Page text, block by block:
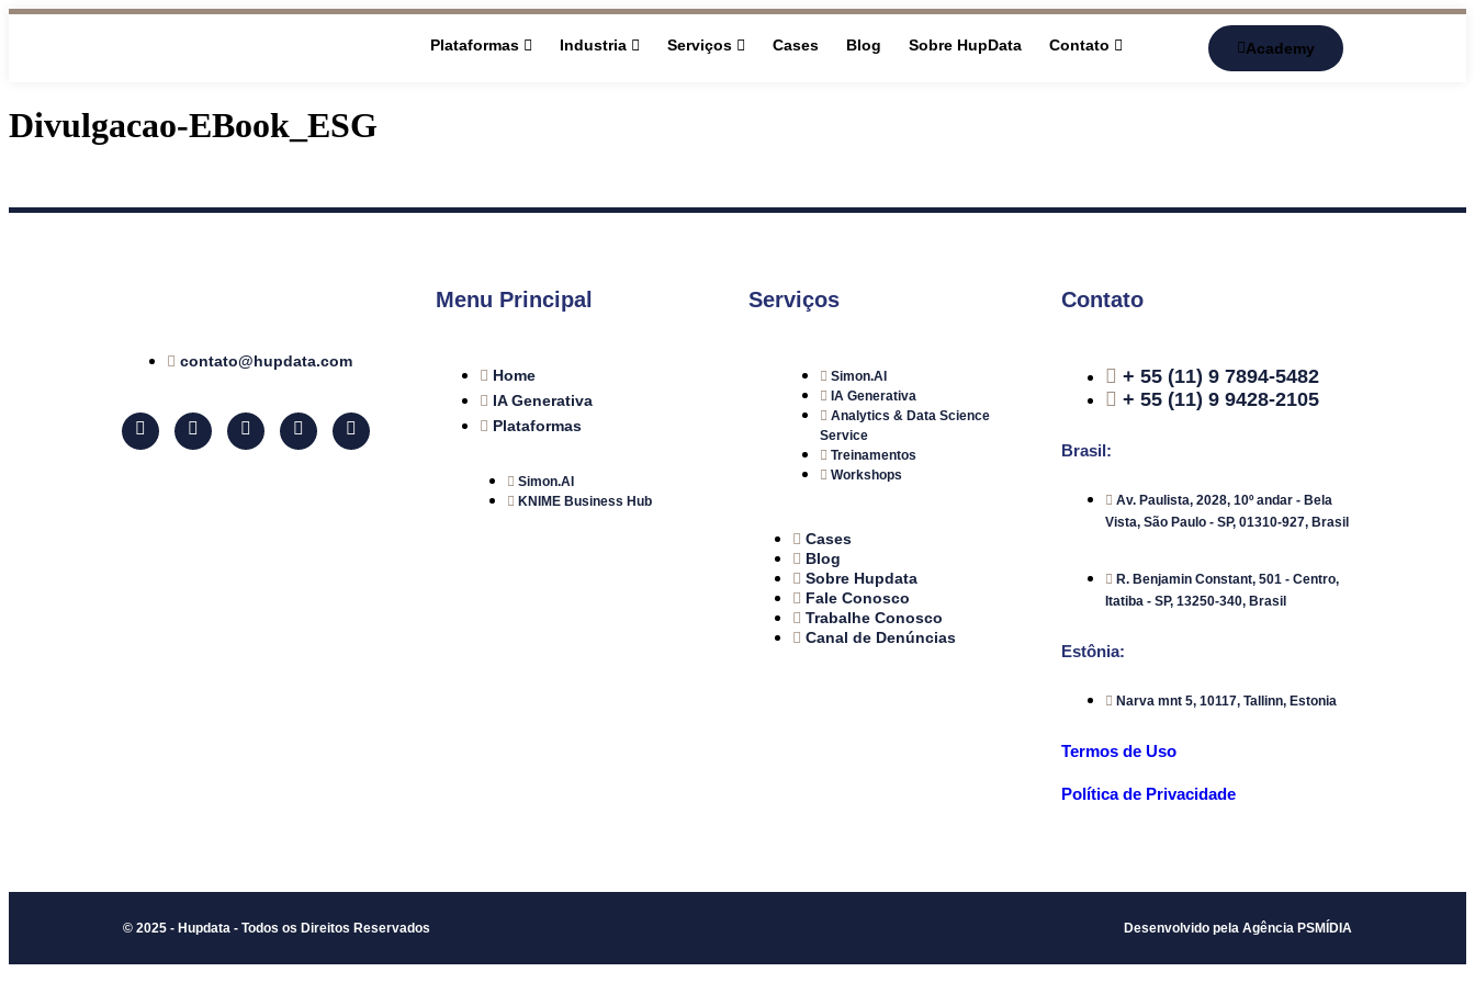
Plataformas Industria Serviços Cases Blog Sobre HupData Contato Academy
Divulgacao-EBook_ESG
contato@hupdata.com
Menu Principal
Home
IA Generativa
Plataformas
Simon.AI
KNIME Business Hub
Serviços
Simon.AI
IA Generativa
Analytics & Data Science
Service
Treinamentos
Workshops
Cases
Blog
Sobre Hupdata
Fale Conosco
Trabalhe Conosco
Canal de Denúncias
Contato
+ 55 (11) 9 7894-5482
+ 55 (11) 9 9428-2105
Brasil:
Av. Paulista, 2028, 10º andar - Bela
Vista, São Paulo - SP, 01310-927, Brasil
R. Benjamin Constant, 501 - Centro,
Itatiba - SP, 13250-340, Brasil
Estônia:
Narva mnt 5, 10117, Tallinn, Estonia
Termos de Uso
Política de Privacidade
© 2025 - Hupdata - Todos os Direitos Reservados Desenvolvido pela Agência PSMÍDIA